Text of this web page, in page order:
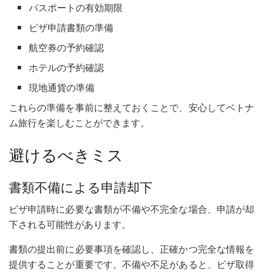
パスポートの有効期限
ビザ申請書類の準備
航空券の予約確認
ホテルの予約確認
現地通貨の準備
これらの準備を事前に整えておくことで、安心してベトナ
ム旅行を楽しむことができます。
避けるべきミス
書類不備による申請却下
ビザ申請時に必要な書類が不備や不完全な場合、申請が却
下される可能性があります。
書類の提出前に必要事項を確認し、正確かつ完全な情報を
提供することが重要です。不備や不足があると、ビザ取得